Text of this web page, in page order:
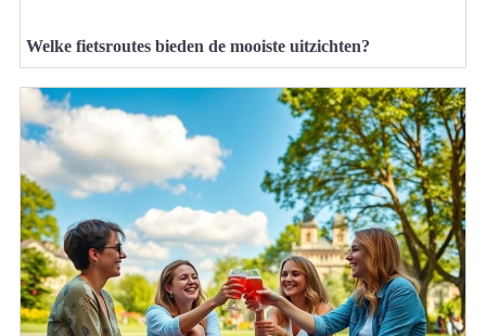
Welke fietsroutes bieden de mooiste uitzichten?